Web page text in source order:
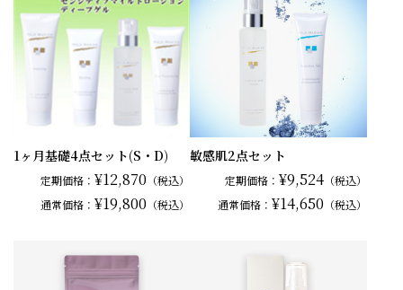
1ヶ月基礎4点セット(S・D)
定期価格：¥12,870 （税込）
通常価格：¥19,800 （税込）
敏感肌2点セット
定期価格： ¥9,524（税込）
通常価格： ¥14,650 （税込）